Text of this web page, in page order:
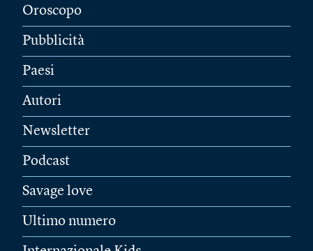
Oroscopo
Pubblicità
Paesi
Autori
Newsletter
Podcast
Savage love
Ultimo numero